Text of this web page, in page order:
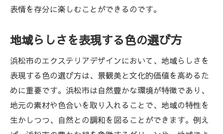
表情を存分に楽しむことができるのです。
地域らしさを表現する色の選び方
浜松市のエクステリアデザインにおいて、地域らしさを
表現する色の選び方は、景観美と文化的価値を高めるた
めに重要です。浜松市は自然豊かな環境が特徴であり、
地元の素材や色合いを取り入れることで、地域の特性を
生かしつつ、自然との調和を図ることができます。例え